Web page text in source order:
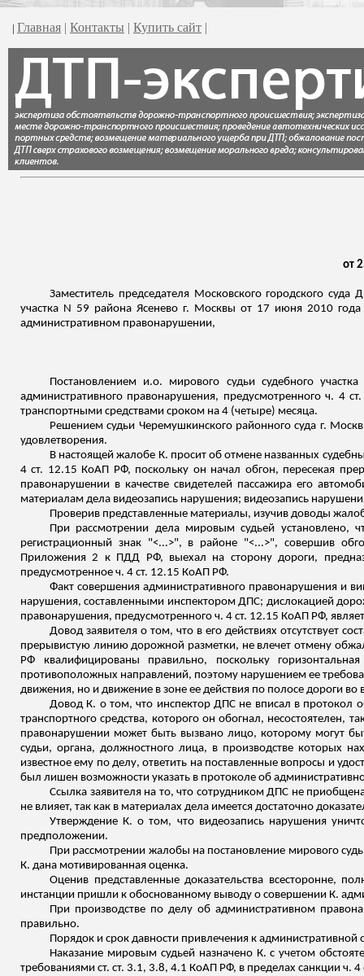
| Главная | Контакты | Купить сайт |
от
Заместитель председателя Московского городского
участка N 59 района Ясенево г. Москвы от 17 июня 2010
административном правонарушении,
Постановлением и.о. мирового судьи судебного
административного правонарушения, предусмотренного ч. 4
транспортными средствами сроком на 4 (четыре) месяца.
Решением судьи Черемушкинского районного суда г.
удовлетворения.
В настоящей жалобе К. просит об отмене названных
4 ст. 12.15 КоАП РФ, поскольку он начал обгон, пересекая
правонарушении в качестве свидетелей пассажира его
материалам дела видеозапись нарушения; видеозапись
Проверив представленные материалы, изучив доводы
При рассмотрении дела мировым судьей установлено,
регистрационный знак "<...>", в районе "<...>", совершив
Приложения 2 к ПДД РФ, выехал на сторону дороги,
предусмотренное ч. 4 ст. 12.15 КоАП РФ.
Факт совершения административного правонарушения и
нарушения, составленными инспектором ДПС; дислокацией
правонарушения, предусмотренного ч. 4 ст. 12.15 КоАП РФ,
Довод заявителя о том, что в его действиях отсутствует
прерывистую линию дорожной разметки, не влечет отмену
РФ квалифицированы правильно, поскольку
противоположных направлений, поэтому нарушением ее
движения, но и движение в зоне ее действия по полосе дороги
Довод К. о том, что инспектор ДПС не вписал в протокол
транспортного средства, которого он обогнал, несостоятелен,
правонарушении может быть вызвано лицо, которому могут
судьи, органа, должностного лица, в производстве которых
известное ему по делу, ответить на поставленные вопросы и
был лишен возможности указать в протоколе об
Ссылка заявителя на то, что сотрудником ДПС не
не влияет, так как в материалах дела имеется достаточно
Утверждение К. о том, что видеозапись нарушения
предположении.
При рассмотрении жалобы на постановление мирового
К. дана мотивированная оценка.
Оценив представленные доказательства всесторонне,
инстанции пришли к обоснованному выводу о совершении К.
При производстве по делу об административном
правильно.
Порядок и срок давности привлечения к административной
Наказание мировым судьей назначено К. с учетом
требованиями ст. ст. 3.1, 3.8, 4.1 КоАП РФ, в пределах санкции ч.